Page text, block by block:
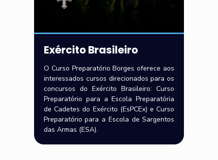
Exército Brasileiro
O Curso Preparatório Borges oferece aos
interessados cursos direcionados para os
concursos do Exército Brasileiro: Curso
Preparatório para a Escola Preparatória
de Cadetes do Exército (EsPCEx) e Curso
Preparatório para a Escola de Sargentos
das Armas (ESA).